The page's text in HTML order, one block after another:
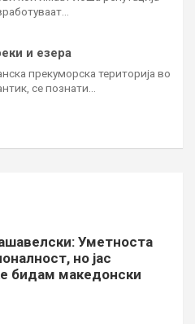
и езера
прекуморска територија во
се познати…
Уметноста
но јас
бидам македонски